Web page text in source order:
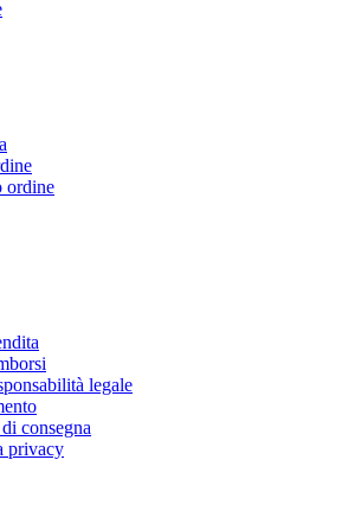
ordine
legale
consegna
privacy